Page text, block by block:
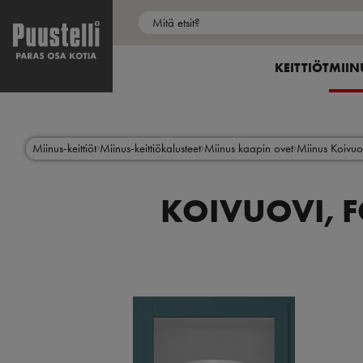
Puustelli Store
SHOW
KEITTIÖT
Miinus-keittiöt Miinus-keittiökalusteet Miinus kaapin ovet Miinus
KOIVUOVI,